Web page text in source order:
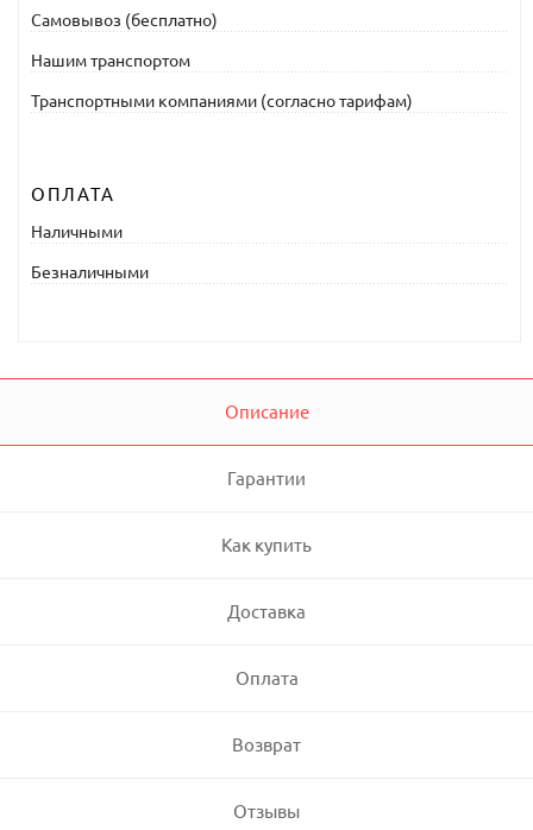
Самовывоз (бесплатно)
Нашим транспортом
Транспортными компаниями (согласно тарифам)
ОПЛАТА
Наличными
Безналичными
Описание
Гарантии
Как купить
Доставка
Оплата
Возврат
Отзывы